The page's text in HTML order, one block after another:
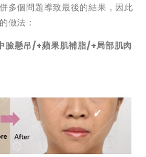
多個問題導致最後的結果，因此
做法：
臉懸吊/+蘋果肌補脂/+局部肌肉